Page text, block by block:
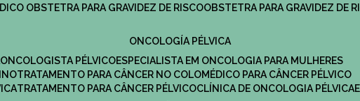
OBSTETRA PARA GRAVIDEZ DE RISCO OBSTETRA PARA GRAVIDEZ DE
ONCOLOGÍA PÉLVICA
ONCOLOGISTA PÉLVICO ESPECIALISTA EM ONCOLOGIA PARA MULHERES
TRATAMENTO PARA CÂNCER NO COLO
MÉDICO PARA CÂNCER PÉLVICO
TRATAMENTO PARA CÂNCER PÉLVICO CLÍNICA DE ONCOLOGIA PÉLVICA